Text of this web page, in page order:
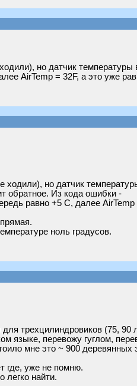
но датчик
AirTemp = 32F, а это уже
ходили), но датчик
обратное. Из кода ошибки -
равно +5 С, далее AirTemp
ноль градусов.
трехцилиндровиков (75, 90
языке, перевожу гуглом,
мне это ~ 900
где, уже не помню.
легко найти.